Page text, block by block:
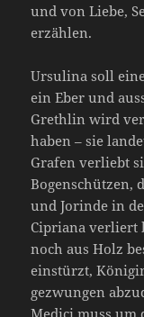
und von Liebe,
erzählen.
Ursulina soll
ein Eber und
Grethlin wird
haben – sie
Grafen verliebt
Bogenschützen,
und Jorinde in
Cipriana verliert
noch aus Holz
einstürzt,
gezwungen